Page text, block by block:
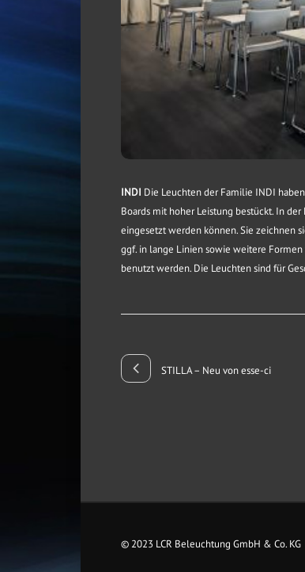
INDI Die Leuchten der Familie INDI
Boards mit hoher Leistung bestückt. In
eingesetzt werden können. Sie zeichnen
ggf. in lange Linien sowie weitere
benutzt werden. Die Leuchten sind für
STILLA – Neu von esse-ci
© 2023 LCR Beleuchtung GmbH & Co. KG